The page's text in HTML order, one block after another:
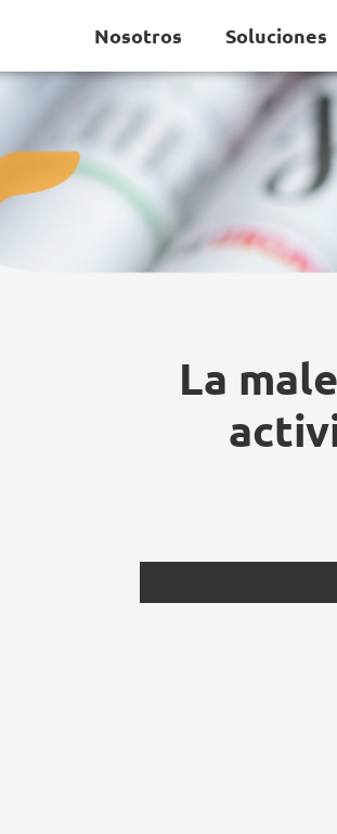
Nosotros Soluciones
La